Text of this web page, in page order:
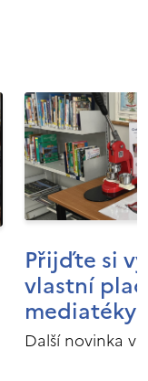
Přijďte si
vlastní
mediatéky
Další novinka v